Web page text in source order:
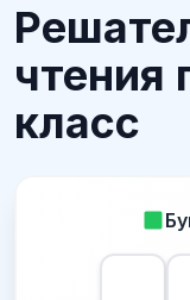
чтения
класс